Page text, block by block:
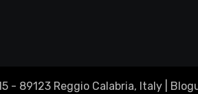
- 89123 Reggio Calabria, Italy